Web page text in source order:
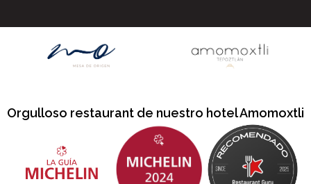
Orgulloso restaurant de nuestro hotel Amomoxtli